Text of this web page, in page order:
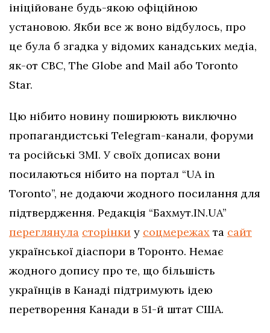
ініційоване будь-якою офіційною
установою. Якби все ж воно відбулось, про
це була б згадка у відомих канадських медіа,
як-от CBC, The Globe and Mail або Toronto
Star.
Цю нібито новину поширюють виключно
пропагандистські Telegram-канали, форуми
та російські ЗМІ. У своїх дописах вони
посилаються нібито на портал “UA in
Toronto”, не додаючи жодного посилання для
підтвердження. Редакція “Бахмут.IN.UA”
переглянула сторінки у соцмережах та сайт
української діаспори в Торонто. Немає
жодного допису про те, що більшість
українців в Канаді підтримують ідею
перетворення Канади в 51-й штат США.